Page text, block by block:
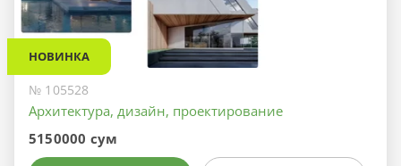
НОВИНКА
№ 105528
Архитектура, дизайн, проектирование
5150000 сум